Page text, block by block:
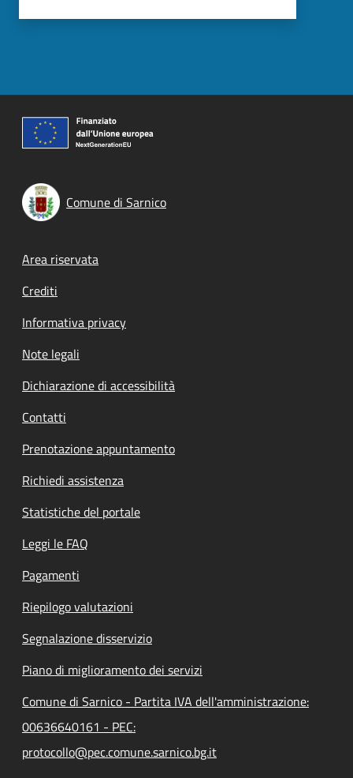
Comune di Sarnico
Footer menu
Area riservata
Crediti
Informativa privacy
Note legali
Dichiarazione di accessibilità
Contatti
Prenotazione appuntamento
Richiedi assistenza
Statistiche del portale
Leggi le FAQ
Pagamenti
Riepilogo valutazioni
Segnalazione disservizio
Piano di miglioramento dei servizi
Comune di Sarnico - Partita IVA dell'amministrazione:
00636640161 - PEC:
protocollo@pec.comune.sarnico.bg.it